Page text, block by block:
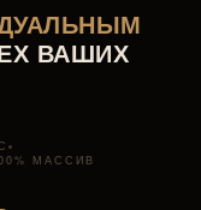
ВАШИХ
МАССИВ